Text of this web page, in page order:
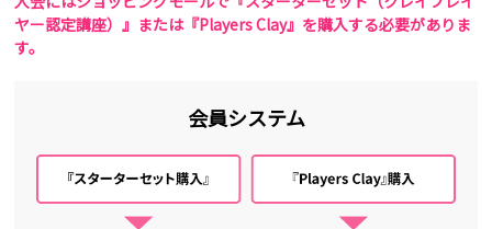
ヤー認定講座）』または『Players Clay』を購入する必要がありま
す。
会員システム